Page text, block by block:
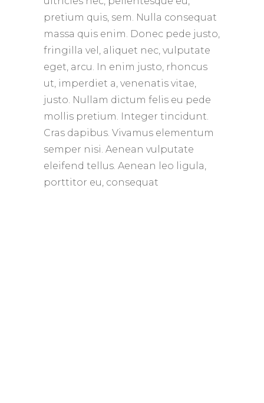
pretium quis, sem. Nulla consequat
massa quis enim. Donec pede justo,
fringilla vel, aliquet nec, vulputate
eget, arcu. In enim justo, rhoncus
ut, imperdiet a, venenatis vitae,
justo. Nullam dictum felis eu pede
mollis pretium. Integer tincidunt.
Cras dapibus. Vivamus elementum
semper nisi. Aenean vulputate
eleifend tellus. Aenean leo ligula,
porttitor eu, consequat